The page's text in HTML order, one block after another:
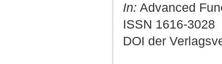
In: Advanced
ISSN 1616-3028
DOI der